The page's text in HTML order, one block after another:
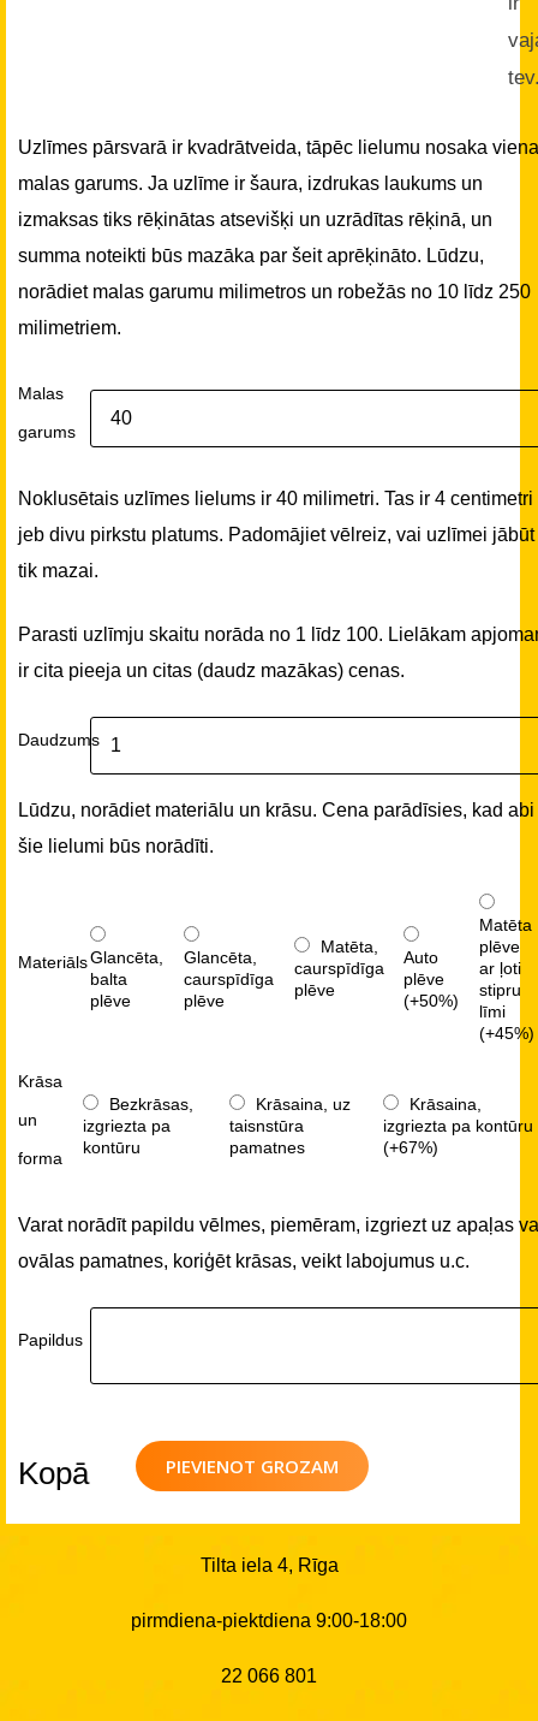
Uzlīmes pārsvarā ir kvadrātveida, tāpēc lielumu nosaka
malas garums. Ja uzlīme ir šaura, izdrukas laukums un
izmaksas tiks rēķinātas atsevišķi un uzrādītas rēķinā, un
summa noteikti būs mazāka par šeit aprēķināto. Lūdzu,
norādiet malas garumu milimetros un robežās no 10 līdz 250
milimetriem.
Malas
garums
Noklusētais uzlīmes lielums ir 40 milimetri. Tas ir 4 centimetri
jeb divu pirkstu platums. Padomājiet vēlreiz, vai uzlīmei jābūt
tik mazai.
Parasti uzlīmju skaitu norāda no 1 līdz 100. Lielākam
ir cita pieeja un citas (daudz mazākas) cenas.
Daudzums
Lūdzu, norādiet materiālu un krāsu. Cena parādīsies, kad abi
šie lielumi būs norādīti.
MateriālsGlancēta,
balta
plēve
Glancēta,
caurspīdīga
plēve
Matēta,
caurspīdīga
plēve
Auto
plēve
(+50%)
Matēta
plēve
ar ļoti
stipru
līmi
(+45%)
Krāsa
un
forma
Bezkrāsas,
izgriezta pa
kontūru
Krāsaina, uz
taisnstūra
pamatnes
Krāsaina,
izgriezta pa kontūru
(+67%)
Varat norādīt papildu vēlmes, piemēram, izgriezt uz apaļas
ovālas pamatnes, koriģēt krāsas, veikt labojumus u.c.
Papildus
PIEVIENOT GROZAM
Kopā
Tilta iela 4, Rīga
pirmdiena-piektdiena 9:00-18:00
22 066 801